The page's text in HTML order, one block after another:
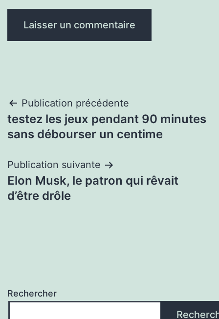
Navigation
de
Publication précédente
testez les jeux pendant 90 minutes
sans débourser un centime
Publication suivante
Elon Musk, le patron qui rêvait
d’être drôle
Rechercher